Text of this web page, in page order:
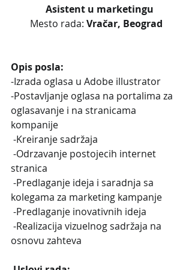
Asistent u marketingu
Mesto rada: Vračar, Beograd
Opis posla:
-Izrada oglasa u Adobe illustrator
-Postavljanje oglasa na portalima za
oglasavanje i na stranicama
kompanije
-Kreiranje sadržaja
stranica
kolegama za marketing kampanje
-Predlaganje inovativnih ideja
osnovu zahteva